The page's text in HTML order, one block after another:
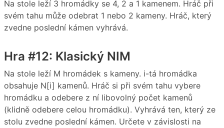
Na stole leží 3 hromádky se 4, 2 a 1 kamenem. Hráč při
svém tahu může odebrat 1 nebo 2 kameny. Hráč, který
zvedne poslední kámen vyhrává.
Hra #12: Klasický NIM
Na stole leží M hromádek s kameny. i-tá hromádka
obsahuje N[i] kamenů. Hráč si při svém tahu vybere
hromádku a odebere z ní libovolný počet kamenů
(klidně odebere celou hromádku). Vyhrává ten, který ze
stolu zvedne poslední kámen. Určete v závislosti na